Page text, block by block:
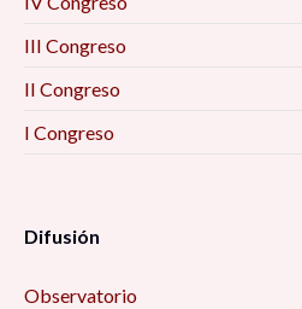
III Congreso
II Congreso
I Congreso
Difusión
Observatorio